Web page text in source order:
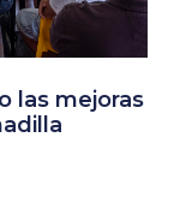
las mejoras